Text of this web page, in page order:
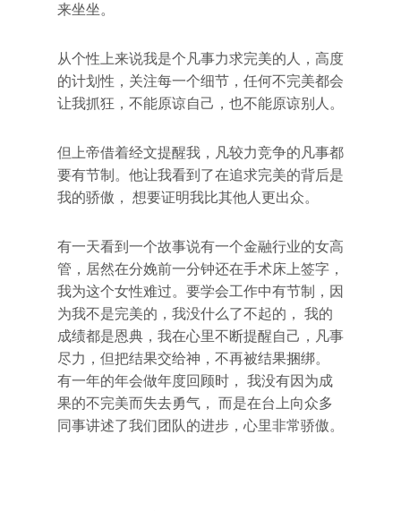
来坐坐。
从个性上来说我是个凡事力求完美的人，高度
的计划性，关注每一个细节，任何不完美都会
让我抓狂，不能原谅自己，也不能原谅别人。
但上帝借着经文提醒我，凡较力竞争的凡事都
要有节制。他让我看到了在追求完美的背后是
我的骄傲， 想要证明我比其他人更出众。
有一天看到一个故事说有一个金融行业的女高
管，居然在分娩前一分钟还在手术床上签字，
我为这个女性难过。要学会工作中有节制，因
为我不是完美的，我没什么了不起的， 我的
成绩都是恩典，我在心里不断提醒自己，凡事
尽力，但把结果交给神，不再被结果捆绑。
有一年的年会做年度回顾时， 我没有因为成
果的不完美而失去勇气， 而是在台上向众多
同事讲述了我们团队的进步，心里非常骄傲。